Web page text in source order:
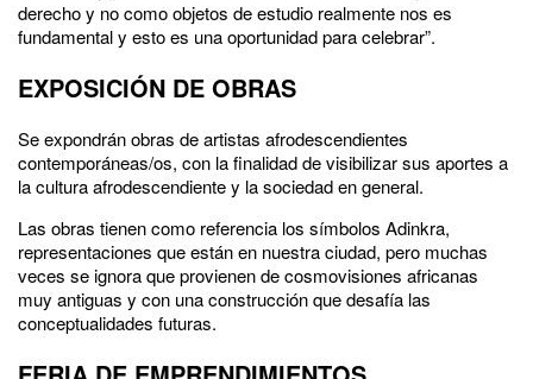
derecho y no como objetos de estudio realmente nos es
fundamental y esto es una oportunidad para celebrar”.
EXPOSICIÓN DE OBRAS
Se expondrán obras de artistas afrodescendientes
contemporáneas/os, con la finalidad de visibilizar sus aportes a
la cultura afrodescendiente y la sociedad en general.
Las obras tienen como referencia los símbolos Adinkra,
representaciones que están en nuestra ciudad, pero muchas
veces se ignora que provienen de cosmovisiones africanas
muy antiguas y con una construcción que desafía las
conceptualidades futuras.